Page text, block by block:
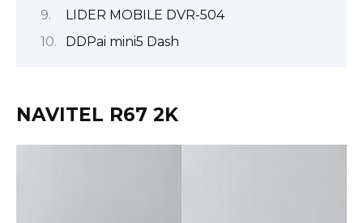
LIDER MOBILE DVR-504
DDPai mini5 Dash
NAVITEL R67 2K